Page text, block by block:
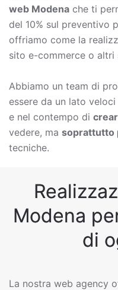
web Modena che ti
del 10% sul preventivo
offriamo come la
sito e-commerce o altri
Abbiamo un team di
essere da un lato
e nel contempo di
vedere, ma soprattutto
tecniche.
Modena
di
La nostra web agency